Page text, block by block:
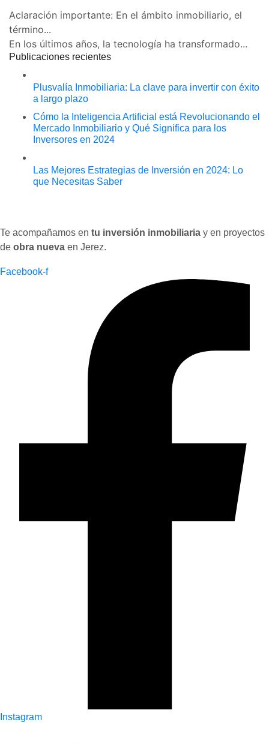
Aclaración importante: En el ámbito inmobiliario, el
término...
En los últimos años, la tecnología ha transformado...
Publicaciones recientes
Plusvalía Inmobiliaria: La clave para invertir con éxito
a largo plazo
Cómo la Inteligencia Artificial está Revolucionando el
Mercado Inmobiliario y Qué Significa para los
Inversores en 2024
Las Mejores Estrategias de Inversión en 2024: Lo
que Necesitas Saber
Te acompañamos en tu inversión inmobiliaria y en proyectos
de obra nueva en Jerez.
Facebook-f
Instagram